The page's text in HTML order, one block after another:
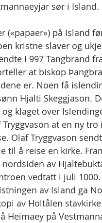
sør i
(«papaer») på Island
kristne slaver og
i 997 Tangbrand
at biskop
er. Noen få
Hjalti Skeggjason.
klaget over
at en ny
Olaf Tryggvason
til å reise en kirke.
av
vedtatt i juli 1000.
av Island ga
av Holtålen
Heimaey på